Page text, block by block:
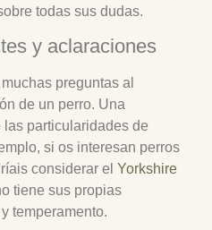
todas sus dudas.
y aclaraciones
preguntas al
de un perro. Una
particularidades de
si os interesan perros
considerar el Yorkshire
tiene sus propias
temperamento.